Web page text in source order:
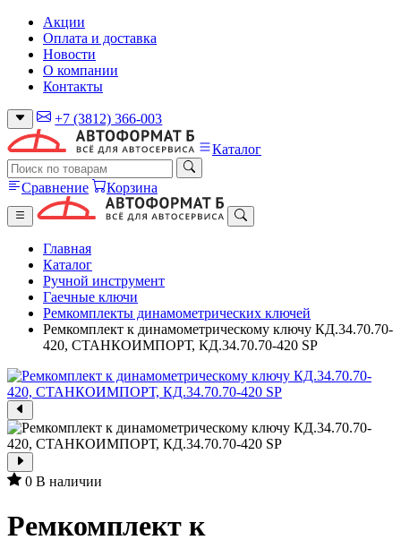
Акции
Оплата и доставка
Новости
О компании
Контакты
+7 (3812) 366-003
Каталог
Сравнение Корзина
Главная
Каталог
Ручной инструмент
Гаечные ключи
Ремкомплекты динамометрических ключей
Ремкомплект к динамометрическому ключу КД.34.70.70-
420, СТАНКОИМПОРТ, КД.34.70.70-420 SP
0 В наличии
Ремкомплект к